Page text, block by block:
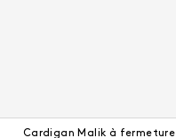
Cardigan Malik à fermeture